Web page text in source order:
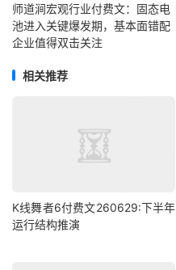
师道涧宏观行业付费文：固态电
池进入关键爆发期，基本面错配
企业值得双击关注
相关推荐
K线舞者6付费文260629:下半年
运行结构推演